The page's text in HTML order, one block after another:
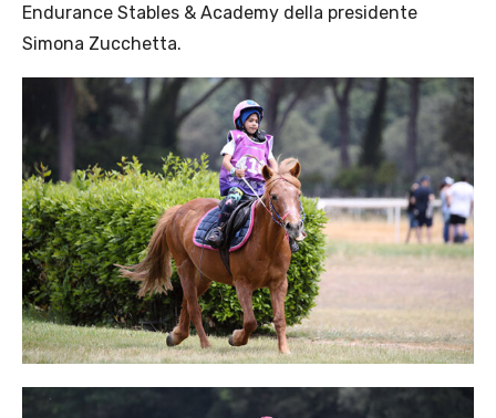
Endurance Stables & Academy della presidente
Simona Zucchetta.